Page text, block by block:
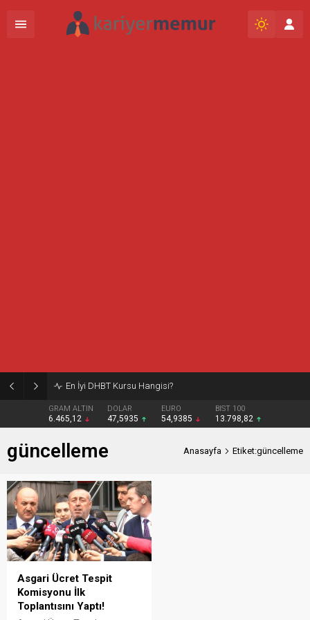
En İyi DHBT Kursu Hangisi?
GRAM ALTIN
6.465,12
DOLAR
47,5935
EURO
54,9385
BIST 100
13.798,82
güncelleme Anasayfa Etiket:güncelleme
Asgari Ücret Tespit
Komisyonu İlk
Toplantısını Yaptı!